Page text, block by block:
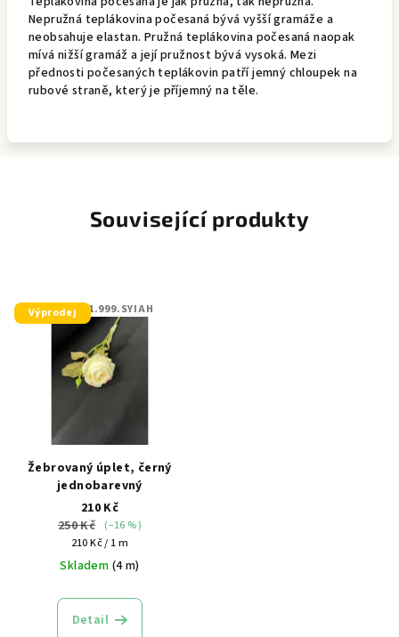
Nepružná teplákovina počesaná bývá vyšší gramáže a
neobsahuje elastan. Pružná teplákovina počesaná naopak
mívá nižší gramáž a její pružnost bývá vysoká. Mezi
přednosti počesaných teplákovin patří jemný chloupek na
rubové straně, který je příjemný na těle.
Související produkty
Výprodej
Žebrovaný úplet, černý
jednobarevný
210 Kč
250 Kč (–16 %)
Měrná
cena:
210 Kč / 1 m
Skladem (4 m)
Detail
KÓD: 401.999.SYIAH